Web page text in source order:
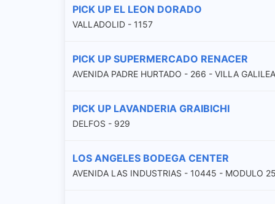
PICK UP EL LEON DORADO
VALLADOLID - 1157
PICK UP SUPERMERCADO RENACER
AVENIDA PADRE HURTADO - 266 - VILLA GALILEA
PICK UP LAVANDERIA GRAIBICHI
DELFOS - 929
LOS ANGELES BODEGA CENTER
AVENIDA LAS INDUSTRIAS - 10445 - MODULO